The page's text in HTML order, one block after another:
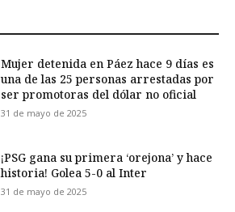
Mujer detenida en Páez hace 9 días es
una de las 25 personas arrestadas por
ser promotoras del dólar no oficial
31 de mayo de 2025
¡PSG gana su primera ‘orejona’ y hace
historia! Golea 5-0 al Inter
31 de mayo de 2025